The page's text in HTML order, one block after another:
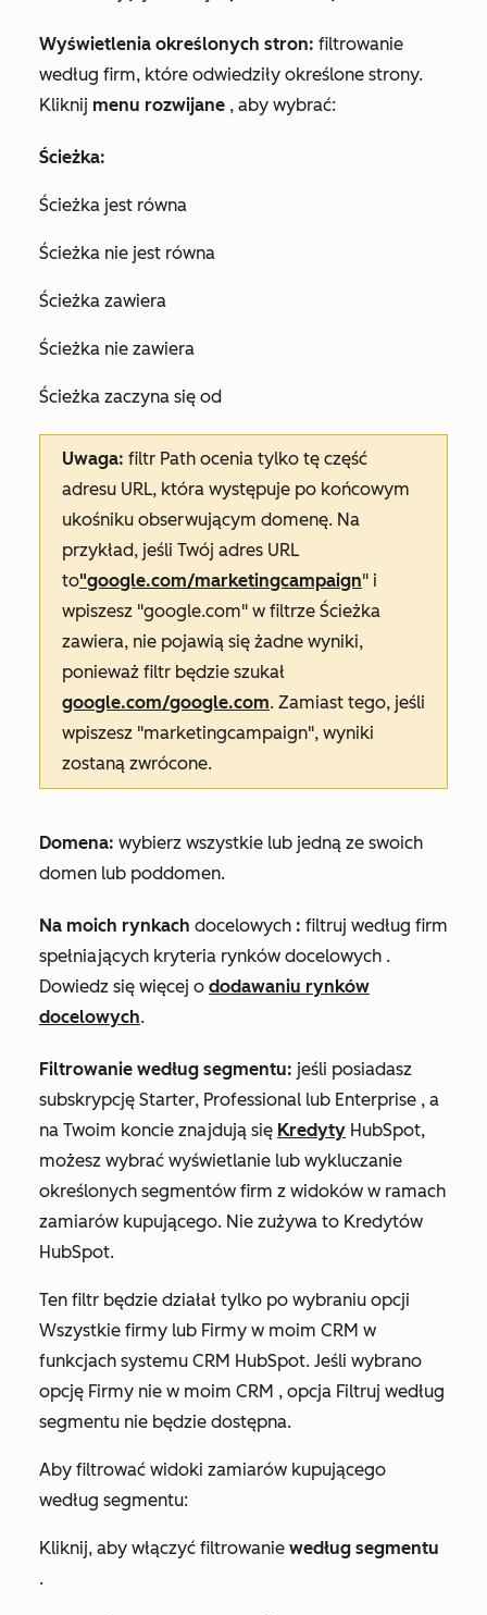
Wyświetlenia określonych stron: filtrowanie
według firm, które odwiedziły określone strony.
Kliknij menu rozwijane , aby wybrać:
Ścieżka:
Ścieżka jest równa
Ścieżka nie jest równa
Ścieżka zawiera
Ścieżka nie zawiera
Ścieżka zaczyna się od
Uwaga: filtr Path ocenia tylko tę część
adresu URL, która występuje po końcowym
ukośniku obserwującym domenę. Na
przykład, jeśli Twój adres URL
to"google.com/marketingcampaign" i
wpiszesz "google.com" w filtrze Ścieżka
zawiera, nie pojawią się żadne wyniki,
ponieważ filtr będzie szukał
google.com/google.com. Zamiast tego, jeśli
wpiszesz "marketingcampaign", wyniki
zostaną zwrócone.
Domena: wybierz wszystkie lub jedną ze swoich
domen lub poddomen.
Na moich rynkach docelowych : filtruj według firm
spełniających kryteria rynków docelowych .
Dowiedz się więcej o dodawaniu rynków
docelowych.
Filtrowanie według segmentu: jeśli posiadasz
subskrypcję Starter, Professional lub Enterprise , a
na Twoim koncie znajdują się Kredyty HubSpot,
możesz wybrać wyświetlanie lub wykluczanie
określonych segmentów firm z widoków w ramach
zamiarów kupującego. Nie zużywa to Kredytów
HubSpot.
Ten filtr będzie działał tylko po wybraniu opcji
Wszystkie firmy lub Firmy w moim CRM w
funkcjach systemu CRM HubSpot. Jeśli wybrano
opcję Firmy nie w moim CRM , opcja Filtruj według
segmentu nie będzie dostępna.
Aby filtrować widoki zamiarów kupującego
według segmentu:
Kliknij, aby włączyć filtrowanie według segmentu
.